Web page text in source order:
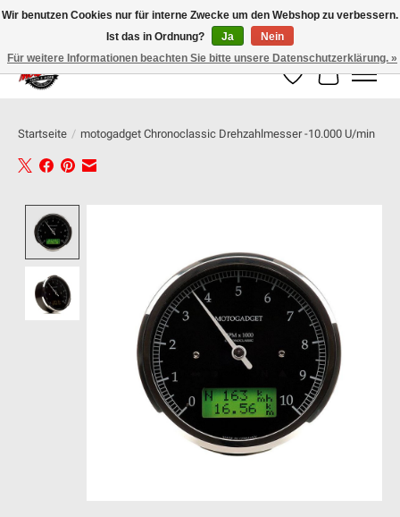
100% schweizer Onlineshop für Dein Motorrad
Wunschzettel
Ihr
Startseite / motogadget Chronoclassic Drehzahlmesser -10.000 U/min
Wir benutzen Cookies nur für interne Zwecke um den Webshop zu verbessern.
Ist das in Ordnung?
Ja
Nein
Für weitere Informationen beachten Sie bitte unsere Datenschutzerklärung. »